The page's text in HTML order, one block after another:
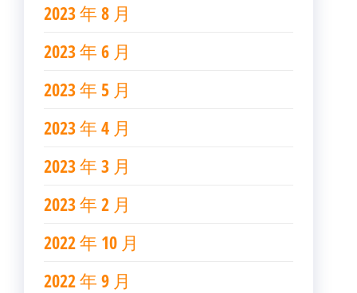
2023 年 8 月
2023 年 6 月
2023 年 5 月
2023 年 4 月
2023 年 3 月
2023 年 2 月
2022 年 10 月
2022 年 9 月